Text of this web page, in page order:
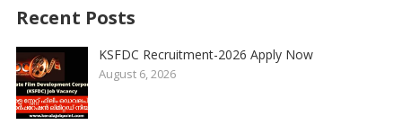
Recent Posts
KSFDC Recruitment-2026 Apply Now
August 6, 2026